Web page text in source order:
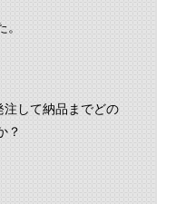
して納品までどの
？